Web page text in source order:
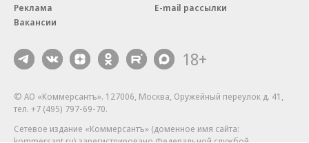
Реклама
Вакансии
E-mail рассылки
18+
© АО «Коммерсантъ». 127006, Москва, Оружейный переулок д. 41,
тел. +7 (495) 797-69-70.
Сетевое издание «Коммерсантъ» (доменное имя сайта: